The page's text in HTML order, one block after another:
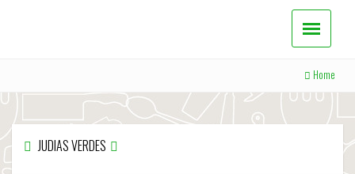
Home
JUDIAS VERDES